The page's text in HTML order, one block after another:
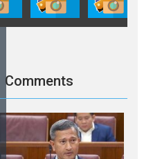
Comments